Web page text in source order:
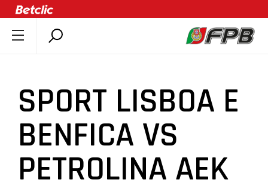
ÚLTIMAS
COMPETIÇÕES
ASSOCIAÇÕES
CLUBES
AGENTES
SPORT LISBOA E
BENFICA VS
PETROLINA AEK